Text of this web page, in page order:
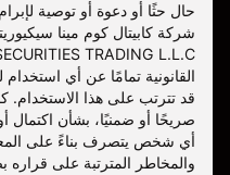
حال حثًا أو دعوة أو توصية
القانونية تمامًا عن أي
قد تترتب على هذا الاستخدام.
صريحًا أو ضمنيًا، بشأن اكتمال
أي شخص يتصرف بناءً على
والمخاطر المترتبة على